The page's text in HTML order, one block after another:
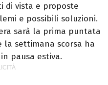
di vista e proposte
e possibili soluzioni.
sarà la prima puntata
la settimana scorsa ha
pausa estiva.